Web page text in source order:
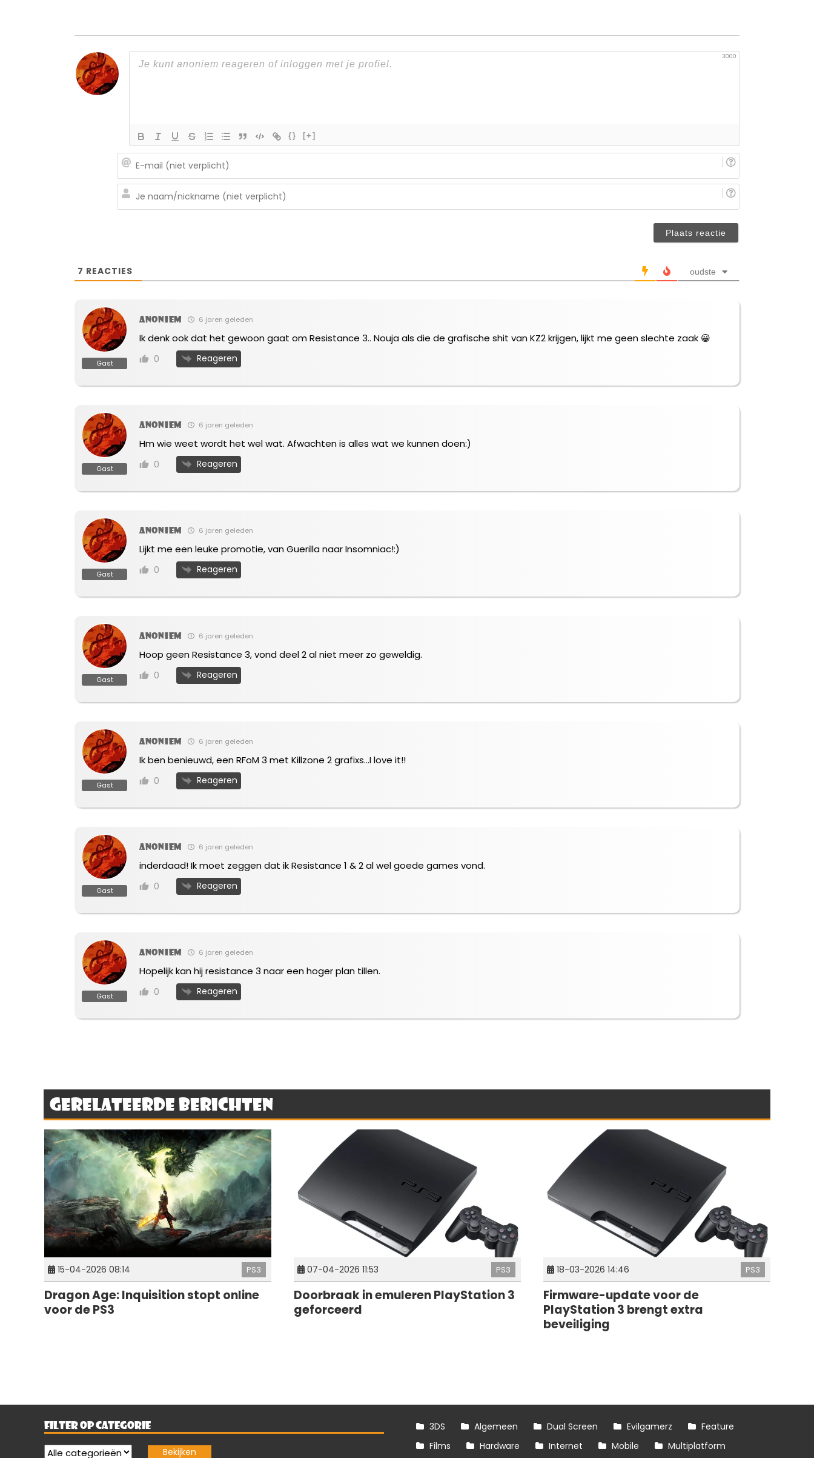
3000
{} [+]
(niet
7 REACTIES oudste
Gast
Anoniem 6 jaren geleden
Ik denk ook dat het gewoon gaat om Resistance 3.. Nouja als die de grafische shit van KZ2 krijgen, lijkt me geen slechte zaak 😀
0 Reageren
Gast
Anoniem 6 jaren geleden
Hm wie weet wordt het wel wat. Afwachten is alles wat we kunnen doen:)
0 Reageren
Gast
Anoniem 6 jaren geleden
Lijkt me een leuke promotie, van Guerilla naar Insomniac!:)
0 Reageren
Gast
Anoniem 6 jaren geleden
Hoop geen Resistance 3, vond deel 2 al niet meer zo geweldig.
0 Reageren
Gast
Anoniem 6 jaren geleden
Ik ben benieuwd, een RFoM 3 met Killzone 2 grafixs…I love it!!
0 Reageren
Gast
Anoniem 6 jaren geleden
inderdaad! Ik moet zeggen dat ik Resistance 1 & 2 al wel goede games vond.
0 Reageren
Gast
Anoniem 6 jaren geleden
Hopelijk kan hij resistance 3 naar een hoger plan tillen.
0 Reageren
Gerelateerde berichten
15-04-2026 08:14 PS3
Dragon Age: Inquisition stopt online
voor de PS3
07-04-2026 11:53 PS3
Doorbraak in emuleren PlayStation 3
geforceerd
18-03-2026 14:46 PS3
Firmware-update voor de
PlayStation 3 brengt extra
beveiliging
FILTER OP CATEGORIE 3DS Algemeen Dual Screen Evilgamerz
Feature
Films
Hardware Internet Mobile Multiplatform